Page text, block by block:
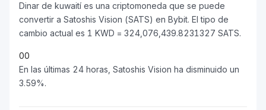
Dinar de kuwaití es una criptomoneda que se puede
convertir a Satoshis Vision (SATS) en Bybit. El tipo de
cambio actual es 1 KWD = 324,076,439.8231327 SATS.
00
En las últimas 24 horas, Satoshis Vision ha disminuido un
3.59%.